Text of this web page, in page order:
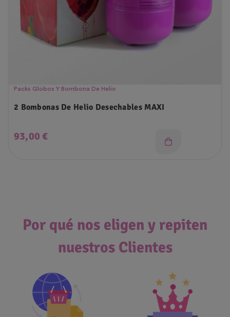
Packs Globos Y Bombona De Helio
2 Bombonas De Helio Desechables MAXI
Precio
93,00 €
Por qué nos eligen y repiten
nuestros Clientes